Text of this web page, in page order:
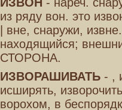
из ряду вон. это
| вне, снаружи,
находящийся;
СТОРОНА.
ИЗВОРАШИВАТЬ- ,
исширять,
ворохом, в